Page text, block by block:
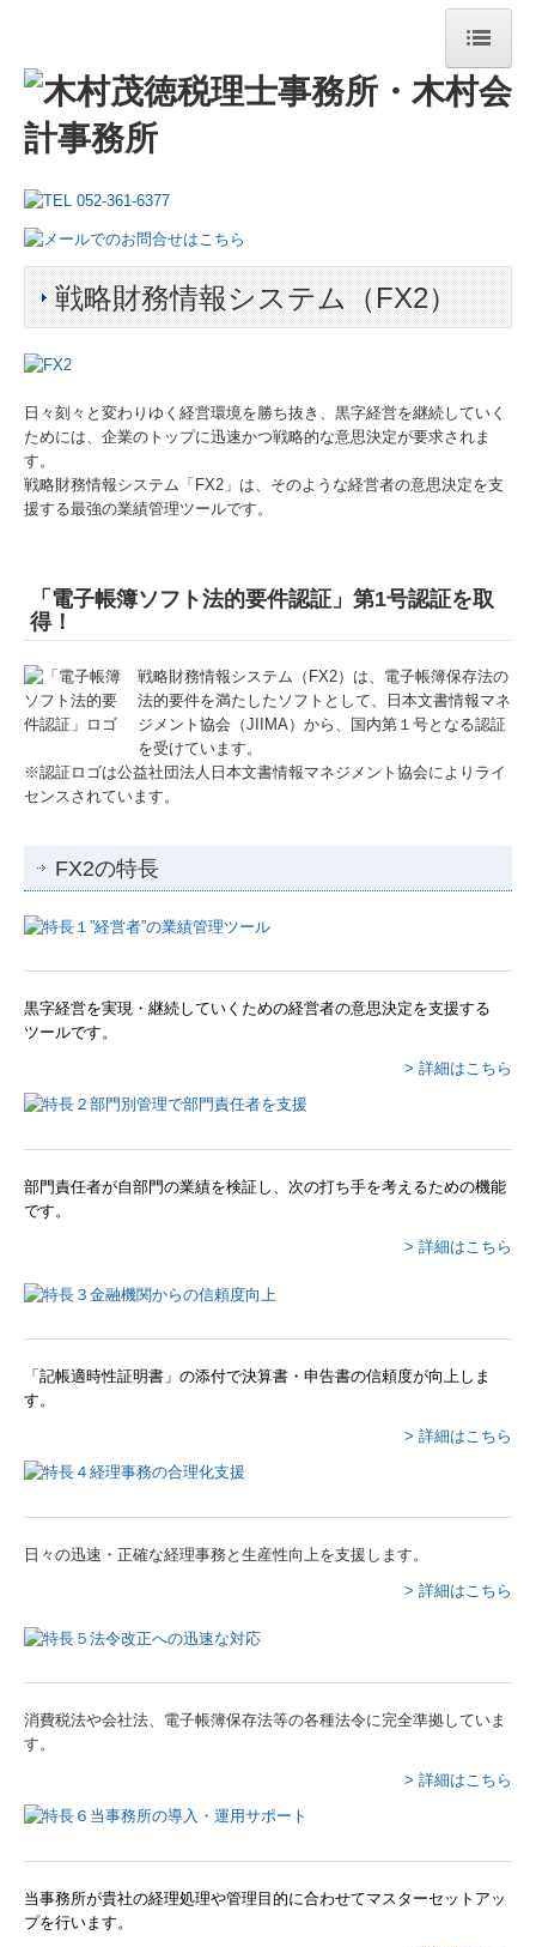
ホーム
事務所の特長
事務所案内
業務案内
黒字化支援
事業承継・M＆A
セミナー案内
お問合せ
戦略財務情報システム（FX2）
日々刻々と変わりゆく経営環境を勝ち抜き、黒字経営を継続していく
ためには、企業のトップに迅速かつ戦略的な意思決定が要求されま
す。
戦略財務情報システム「FX2」は、そのような経営者の意思決定を支
援する最強の業績管理ツールです。
「電子帳簿ソフト法的要件認証」第1号認証を取
得！
戦略財務情報システム（FX2）は、電子帳簿保存法の
法的要件を満たしたソフトとして、日本文書情報マネ
ジメント協会（JIIMA）から、国内第１号となる認証
を受けています。
※認証ロゴは公益社団法人日本文書情報マネジメント協会によりライ
センスされています。
FX2の特長
黒字経営を実現・継続していくための経営者の意思決定を支援する
ツールです。
> 詳細はこちら
部門責任者が自部門の業績を検証し、次の打ち手を考えるための機能
です。
> 詳細はこちら
「記帳適時性証明書」の添付で決算書・申告書の信頼度が向上しま
す。
> 詳細はこちら
日々の迅速・正確な経理事務と生産性向上を支援します。
> 詳細はこちら
消費税法や会社法、電子帳簿保存法等の各種法令に完全準拠していま
す。
> 詳細はこちら
当事務所が貴社の経理処理や管理目的に合わせてマスターセットアッ
プを行います。